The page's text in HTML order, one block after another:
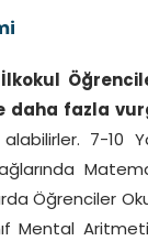
daha fazla
7-10
Öğrenciler
Mental